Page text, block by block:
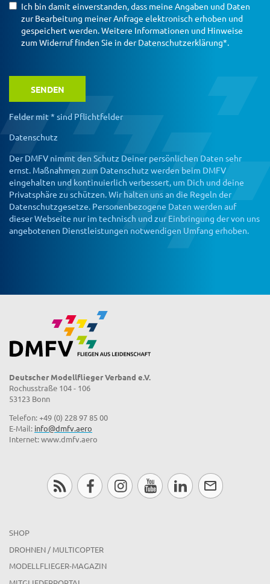
Ich bin damit einverstanden, dass meine Angaben und Daten
zur Bearbeitung meiner Anfrage elektronisch erhoben und
gespeichert werden. Weitere Informationen und Hinweise
zum Widerruf finden Sie in derDatenschutzerklärung*.
Felder mit * sind Pflichtfelder
Datenschutz
Der DMFV nimmt den Schutz Deiner persönlichen Daten sehr
ernst. Maßnahmen zum Datenschutz werden beim DMFV
eingehalten und kontinuierlich verbessert, um Dich und deine
Privatsphäre zu schützen. Wir halten uns an die Regeln der
Datenschutzgesetze. Personenbezogene Daten werden auf
dieser Webseite nur im technisch und zur Einbringung der von uns
angebotenen Dienstleistungen notwendigen Umfang erhoben.
Deutscher Modellflieger Verband e.V.
Rochusstraße 104 - 106
53123 Bonn
Telefon: +49 (0) 228 97 85 00
E-Mail: info@dmfv.aero
Internet: www.dmfv.aero
SHOP
DROHNEN / MULTICOPTER
MODELLFLIEGER-MAGAZIN